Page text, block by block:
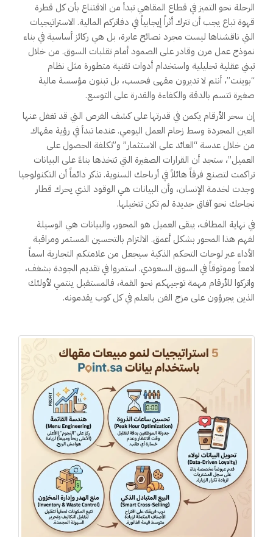
الرحلة نحو التميز في قطاع المقاهي تبدأ من الاقتناع بأن كل قطرة
قهوة تباع يجب أن تترك أثراً إيجابياً في دفاتركم المالية. الاستراتيجيات
التي ناقشناها ليست مجرد نصائح عابرة، بل هي ركائز أساسية في بناء
نموذج عمل مرن وقادر على الصمود أمام تقلبات السوق. من خلال
تبني عقلية تحليلية واستخدام أدوات تقنية متطورة مثل نظام
“بوينت”، أنتم لا تديرون مقهى فحسب، بل تبنون مؤسسة مالية
صغيرة تتسم بالدقة والكفاءة والقدرة على التوسع.
إن سحر الأرقام يكمن في قدرتها على كشف الفرص التي قد تغفل عنها
العين المجردة وسط زحام العمل اليومي. عندما تبدأ في رؤية مقهاك
من خلال عدسة “العائد على الاستثمار” و”تكلفة الحصول على
العميل”، ستجد أن القرارات الصغيرة التي تتخذها بناءً على البيانات
تراكمت لتصنع فرقاً هائلاً في أرباحك السنوية. تذكر دائماً أن التكنولوجيا
وجدت لخدمة الإنسان، وأن البيانات هي الوقود الذي يحرك قطار
نجاحك نحو آفاق جديدة لم تكن تتخيلها.
في نهاية المطاف، يبقى العميل هو المحور، والبيانات هي الوسيلة
لفهم هذا المحور بشكل أعمق. الالتزام بالتحسين المستمر ومراقبة
الأداء عبر لوحات التحكم الذكية سيجعل من علامتكم التجارية اسماً
لامعاً وموثوقاً في السوق السعودي. استمروا في تقديم الجودة بشغف،
واتركوا للأرقام مهمة توجيهكم نحو القمة، فالمستقبل ينتمي لأولئك
الذين يجرؤون على مزج الفن بالعلم في كل كوب يقدمونه.